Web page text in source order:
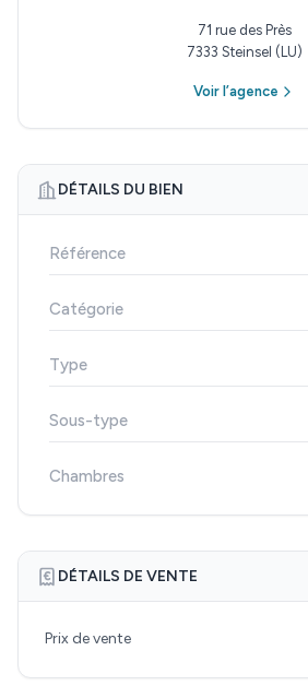
71 rue des Près
7333 Steinsel (LU)
Voir l’agence
DÉTAILS DU BIEN
Référence
Catégorie
Type
Sous-type
Chambres
DÉTAILS DE VENTE
Prix de vente